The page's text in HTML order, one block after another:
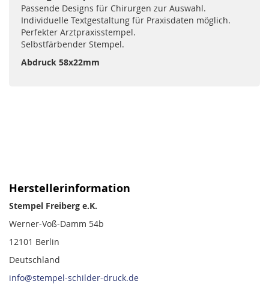
Passende Designs für Chirurgen zur Auswahl.
Individuelle Textgestaltung für Praxisdaten möglich.
Perfekter Arztpraxisstempel.
Selbstfärbender Stempel.
Abdruck 58x22mm
Herstellerinformation
Stempel Freiberg e.K.
Werner-Voß-Damm 54b
12101 Berlin
Deutschland
info@stempel-schilder-druck.de